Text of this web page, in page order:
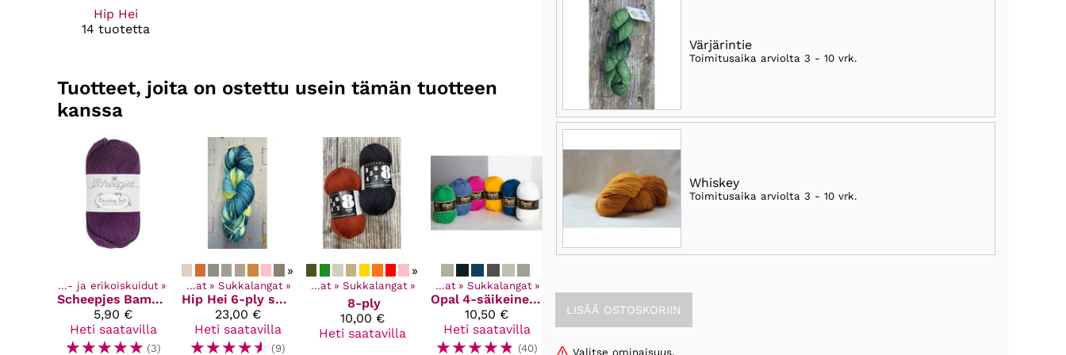
Värjärintie
Toimitusaika arviolta 3 - 10 vrk.
Whiskey
Toimitusaika arviolta 3 - 10 vrk.
Valitse ominaisuus.
Hip Hei
14 tuotetta
Tuotteet, joita on ostettu usein tämän tuotteen
kanssa
Teko - ja erikoiskuidut ‪»
Scheepjes
Bamboo Soft
5,90 €
Heti saatavilla
☆☆☆☆☆ (3)
»
Kaikki tuotteet ‪» Langat ‪» Sukkalangat ‪»
Hip Hei
6-ply sukkalanka
23,00 €
Heti saatavilla
☆☆☆☆☆ (9)
»
Kaikki tuotteet ‪» Langat ‪» Sukkalangat ‪»
8-ply
10,00 €
Heti saatavilla
Kaikki tuotteet ‪» Langat ‪» Sukkalangat ‪»
Opal
4-säikeinen sukkalanka
10,50 €
Heti saatavilla
☆☆☆☆☆ (40)